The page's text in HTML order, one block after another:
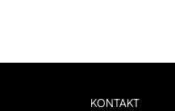
KONTAKT